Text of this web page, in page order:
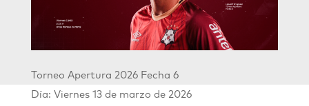
Torneo Apertura 2026 Fecha 6
Día: Viernes 13 de marzo de 2026